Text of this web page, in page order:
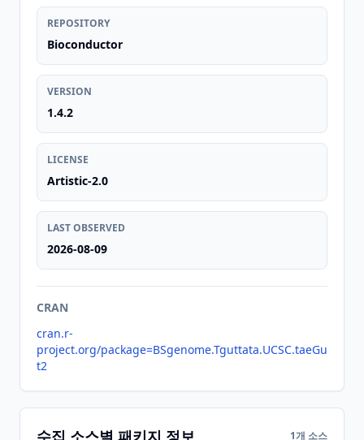
REPOSITORY
Bioconductor
VERSION
1.4.2
LICENSE
Artistic-2.0
LAST OBSERVED
2026-08-09
CRAN
cran.r-
project.org/package=BSgenome.Tguttata.UCSC.taeGu
t2
수집 소스별 패키지 정보 1개 소스